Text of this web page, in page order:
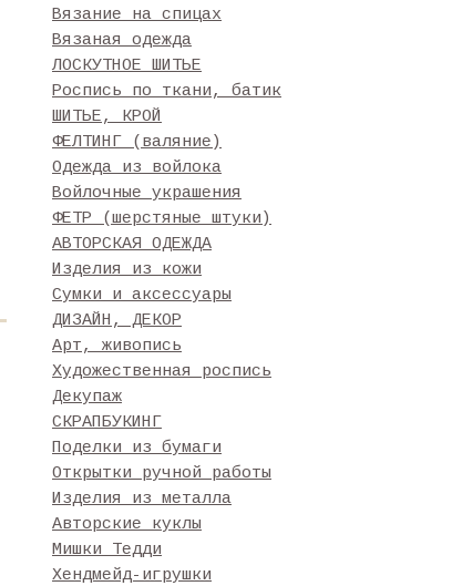
Вязание на спицах
Вязаная одежда
ЛОСКУТНОЕ ШИТЬЕ
Роспись по ткани, батик
ШИТЬЕ, КРОЙ
ФЕЛТИНГ (валяние)
Одежда из войлока
Войлочные украшения
ФЕТР (шерстяные штуки)
АВТОРСКАЯ ОДЕЖДА
Изделия из кожи
Сумки и аксессуары
ДИЗАЙН, ДЕКОР
Арт, живопись
Художественная роспись
Декупаж
СКРАПБУКИНГ
Поделки из бумаги
Открытки ручной работы
Изделия из металла
Авторские куклы
Мишки Тедди
Хендмейд-игрушки